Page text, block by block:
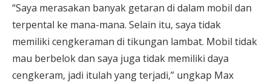
“Saya merasakan banyak getaran di dalam mobil dan
terpental ke mana-mana. Selain itu, saya tidak
memiliki cengkeraman di tikungan lambat. Mobil tidak
mau berbelok dan saya juga tidak memiliki daya
cengkeram, jadi itulah yang terjadi,” ungkap Max